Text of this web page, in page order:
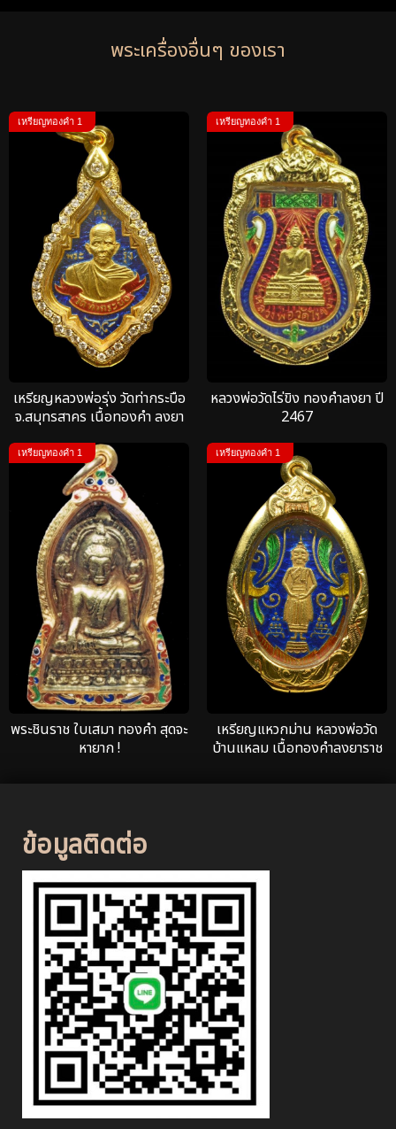
พระเครื่องอื่นๆ ของเรา
เหรียญทองคำ 1
เหรียญหลวงพ่อรุ่ง วัดท่ากระบือ
จ.สมุทรสาคร เนื้อทองคำ ลงยา
เหรียญทองคำ 1
หลวงพ่อวัดไร่ขิง ทองคำลงยา ปี
2467
เหรียญทองคำ 1
พระชินราช ใบเสมา ทองคำ สุดจะ
หายาก !
เหรียญทองคำ 1
เหรียญแหวกม่าน หลวงพ่อวัด
บ้านแหลม เนื้อทองคำลงยาราช
ข้อมูลติดต่อ